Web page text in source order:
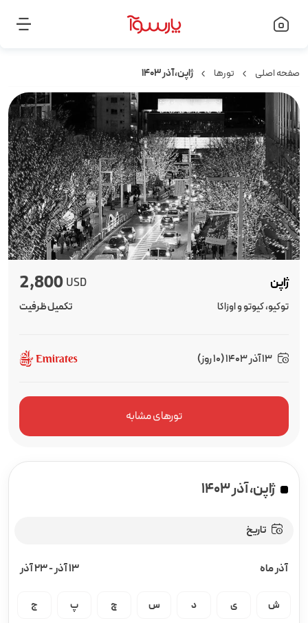
صفحه اصلی تورها ژاپن، آذر ۱۴۰۳
ژاپن USD
2,800
توکیو، کیوتو و اوزاکا تکمیل ظرفیت
13 آذر 1403 (10 روز)
تورهای مشابه
ژاپن، آذر ۱۴۰۳
تاریخ
آذر ماه 13 آذر -23 آذر
ش ی د س چ پ ج